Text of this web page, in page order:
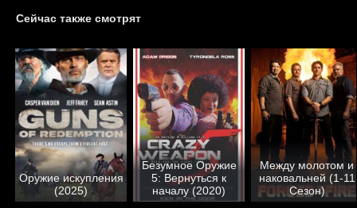
Сейчас также смотрят
Оружие искупления
(2025)
Безумное Оружие
5: Вернуться к
началу (2020)
Между молотом и
наковальней (1-11
Сезон)